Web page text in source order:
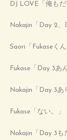
DJ LOVE「俺も
Nakajin「Day 2、
Saori「Fukaseくん
Fukase「Day 3あ
Nakajin「Day 3あ
Fukase「ない。」
Nakajin「Day 3も